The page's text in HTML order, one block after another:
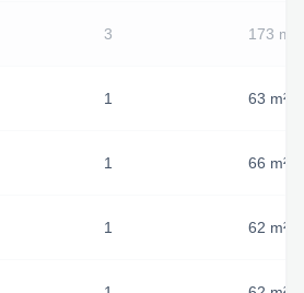
3 173 m²
1 63 m²
1 66 m²
1 62 m²